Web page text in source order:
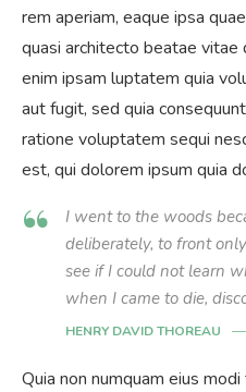
rem aperiam, eaque ipsa
quasi architecto beatae
enim ipsam luptatem quia
aut fugit, sed quia
ratione voluptatem sequi
est, qui dolorem ipsum quia
I went to the woods
deliberately, to front
see if I could not learn
when I came to die,
HENRY DAVID THOREAU
Quia non numquam eius